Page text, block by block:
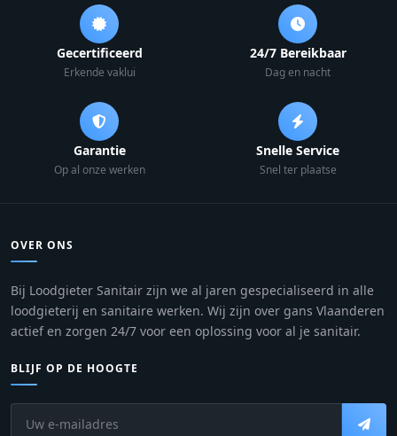
Gecertificeerd
Erkende vaklui
24/7 Bereikbaar
Dag en nacht
Garantie
Op al onze werken
Snelle Service
Snel ter plaatse
OVER ONS
Bij Loodgieter Sanitair zijn we al jaren gespecialiseerd in alle
loodgieterij en sanitaire werken. Wij zijn over gans Vlaanderen
actief en zorgen 24/7 voor een oplossing voor al je sanitair.
BLIJF OP DE HOOGTE